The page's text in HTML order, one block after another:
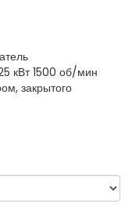
кВт 1500 об/мин
закрытого